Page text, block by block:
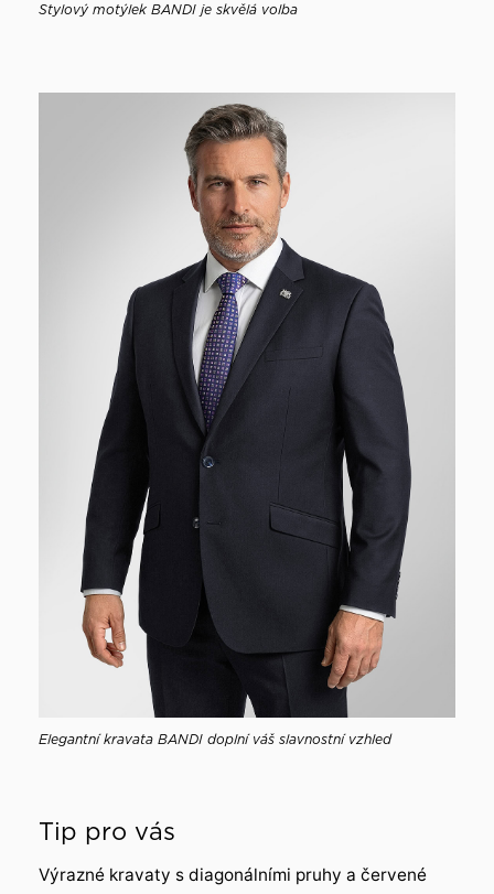
Stylový motýlek BANDI je skvělá volba
Elegantní kravata BANDI doplní váš slavnostní vzhled
Tip pro vás
Výrazné kravaty s diagonálními pruhy a červené